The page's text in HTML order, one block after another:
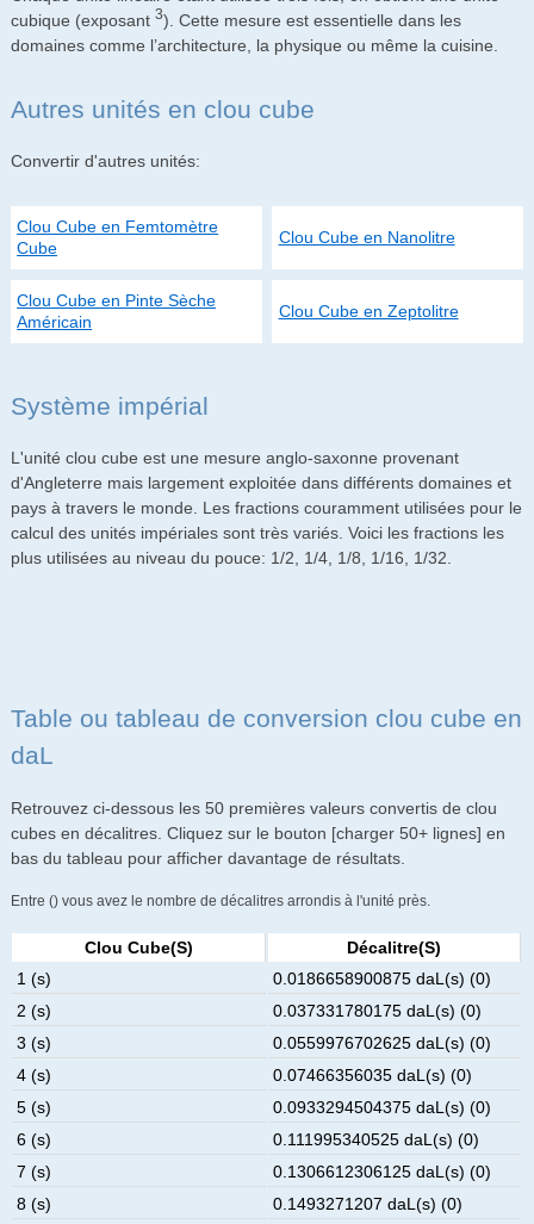
cubique (exposant 3). Cette mesure est essentielle dans les
domaines comme l’architecture, la physique ou même la cuisine.
Autres unités en clou cube
Convertir d'autres unités:
Clou Cube en Femtomètre
Cube
Clou Cube en Nanolitre
Clou Cube en Pinte Sèche
Américain
Clou Cube en Zeptolitre
Système impérial
L'unité clou cube est une mesure anglo-saxonne provenant
d'Angleterre mais largement exploitée dans différents domaines et
pays à travers le monde. Les fractions couramment utilisées pour le
calcul des unités impériales sont très variés. Voici les fractions les
plus utilisées au niveau du pouce: 1/2, 1/4, 1/8, 1/16, 1/32.
Table ou tableau de conversion clou cube en
daL
Retrouvez ci-dessous les 50 premières valeurs convertis de clou
cubes en décalitres. Cliquez sur le bouton [charger 50+ lignes] en
bas du tableau pour afficher davantage de résultats.
Entre () vous avez le nombre de décalitres arrondis à l'unité près.
Clou Cube(s)
Décalitre(s)
1 (s)
0.0186658900875 daL(s) (0)
2 (s)
0.037331780175 daL(s) (0)
3 (s)
0.0559976702625 daL(s) (0)
4 (s)
0.07466356035 daL(s) (0)
5 (s)
0.0933294504375 daL(s) (0)
6 (s)
0.111995340525 daL(s) (0)
7 (s)
0.1306612306125 daL(s) (0)
8 (s)
0.1493271207 daL(s) (0)